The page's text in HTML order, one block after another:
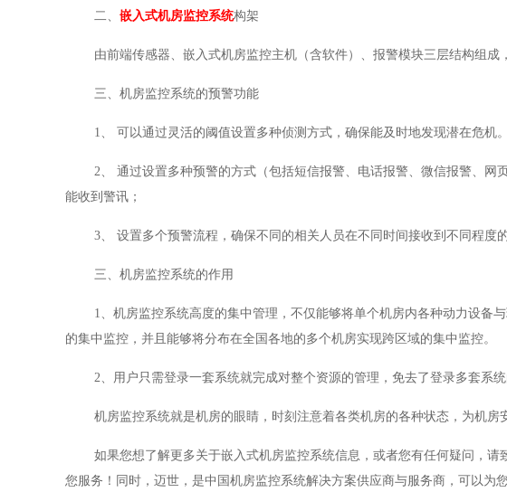
二、 嵌入式机房监控系统构架
由前端传感器、嵌入式机房监控主机（含软件）、报警模块三层结构组成
三、机房监控系统的预警功能
1、 可以通过灵活的阈值设置多种侦测方式，确保能及时地发现潜在危机。
2、 通过设置多种预警的方式（包括短信报警、电话报警、微信报警、网
能收到警讯；
3、 设置多个预警流程，确保不同的相关人员在不同时间接收到不同程度的
三、机房监控系统的作用
1、机房监控系统高度的集中管理，不仅能够将单个机房内各种动力设备
的集中监控，并且能够将分布在全国各地的多个机房实现跨区域的集中监控。
2、用户只需登录一套系统就完成对整个资源的管理，免去了登录多套系统
机房监控系统就是机房的眼睛，时刻注意着各类机房的各种状态，为机房
如果您想了解更多关于嵌入式机房监控系统信息，或者您有任何疑问，请
您服务！同时，迈世，是中国机房监控系统解决方案供应商与服务商，可以为